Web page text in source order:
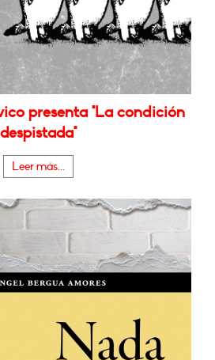
presenta "La condición
despistada"
Leer más...